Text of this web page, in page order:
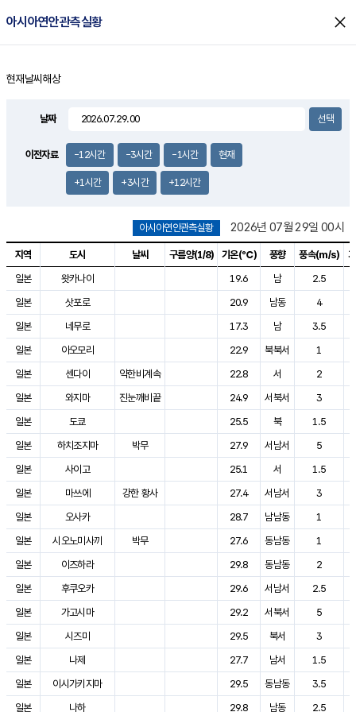
아시아연안관측실황 close
홈
현재날씨 해상
날짜
이전자료 -12시간 -3시간 -1시간 현재
+1시간 +3시간 +12시간
아시아연안관측실황 2026년 07월 29일 00시
아시아연안관측실황으로 지역, 도시, 날씨, 구름양, 기온, 풍향, 풍속, 기
지역 도시 날씨 구름양(1/8) 기온(℃) 풍향 풍속(m/s)
일본
왓카나이 19.6 남 2.5
일본
삿포로 20.9 남동 4
일본
네무로 17.3 남 3.5
일본
아오모리 22.9 북북서 1
일본
센다이 약한비계속 22.8 서 2
일본
와지마 진눈깨비끝 24.9 서북서 3
일본
도쿄 25.5 북 1.5
일본
하치조지마 박무 27.9 서남서 5
일본
사이고 25.1 서 1.5
일본
마쓰에 강한 황사 27.4 서남서 3
일본
오사카 28.7 남남동 1
일본
시오노미사끼 박무 27.6 동남동 1
일본
이즈하라 29.8 동남동 2
일본
후쿠오카 29.6 서남서 2.5
일본
가고시마 29.2 서북서 5
일본
시즈미 29.5 북서 3
일본
나제 27.7 남서 1.5
일본
이시가키지마 29.5 동남동 3.5
일본
나하 29.8 남동 2.5